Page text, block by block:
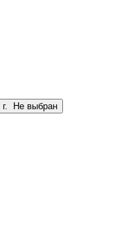
г.
Не выбран